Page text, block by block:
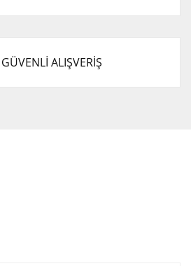
GÜVENLİ ALIŞVERİŞ